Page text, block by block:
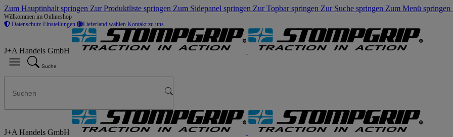
Zum Hauptinhalt springen Zur Produktliste springen Zum Sidepanel springen Zur Topbar springen Zur Suche springen Zum Menü springen
Willkommen im Onlineshop
Datenschutz-Einstellungen
Lieferland wählen Kontakt zu uns
J+A Handels GmbH
Suche
J+A Handels GmbH